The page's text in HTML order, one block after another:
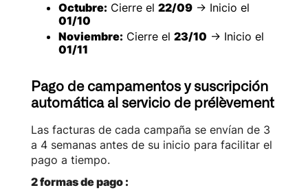
Octubre: Cierre el 22/09→ Inicio el
01/10
Noviembre: Cierre el 23/10 → Inicio el
01/11
Pago de campamentos y suscripción
automática al servicio de prélèvement
Las facturas de cada campaña se envían de 3
a 4 semanas antes de su inicio para facilitar el
pago a tiempo.
2 formas de pago :